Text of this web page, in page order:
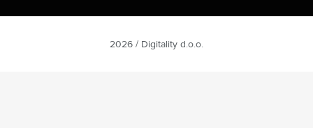
2026 / Digitality d.o.o.